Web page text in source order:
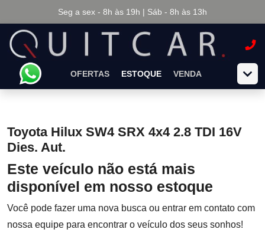
Seg a sex - 8h às 19h | Sáb - 8h às 13h
OFERTAS ESTOQUE VENDA
Toyota Hilux SW4 SRX 4x4 2.8 TDI 16V
Dies. Aut.
Este veículo não está mais
disponível em nosso estoque
Você pode fazer uma nova busca ou entrar em contato com
nossa equipe para encontrar o veículo dos seus sonhos!